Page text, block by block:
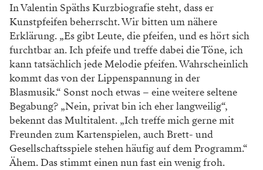
In Valentin Späths Kurzbiografie steht, dass er
Kunstpfeifen beherrscht. Wir bitten um nähere
Erklärung. „Es gibt Leute, die pfeifen, und es hört sich
furchtbar an. Ich pfeife und treffe dabei die Töne, ich
kann tatsächlich jede Melodie pfeifen. Wahrscheinlich
kommt das von der Lippenspannung in der
Blasmusik.“ Sonst noch etwas – eine weitere seltene
Begabung? „Nein, privat bin ich eher langweilig“,
bekennt das Multitalent. „Ich treffe mich gerne mit
Freunden zum Kartenspielen, auch Brett- und
Gesellschaftsspiele stehen häufig auf dem Programm.“
Ähem. Das stimmt einen nun fast ein wenig froh.